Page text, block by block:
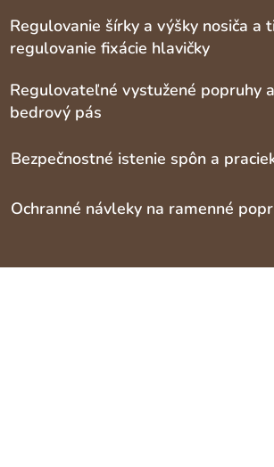
Regulovanie šírky a výšky nosiča a
regulovanie fixácie hlavičky
Regulovateľné vystužené popruhy a
bedrový pás
Bezpečnostné istenie spôn a
Ochranné návleky na ramenné